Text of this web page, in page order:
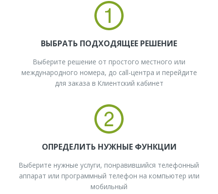
ВЫБРАТЬ ПОДХОДЯЩЕЕ РЕШЕНИЕ
Выберите решение от простого местного или
международного номера, до call-центра и перейдите
для заказа в Клиентский кабинет
ОПРЕДЕЛИТЬ НУЖНЫЕ ФУНКЦИИ
Выберите нужные услуги, понравившийся телефонный
аппарат или программный телефон на компьютер или
мобильный